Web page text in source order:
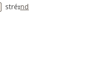
stréɪnd